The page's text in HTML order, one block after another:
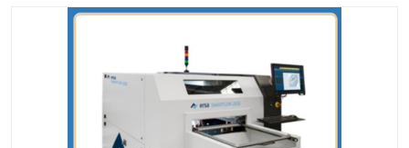
自动X射线检测机TR7600 组装电路板测试机